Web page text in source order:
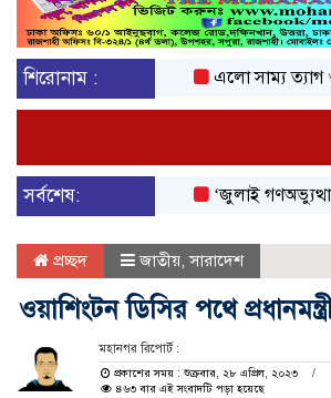
শিরোনাম : এলো সাম্য ত্যাগ ও
সর্বশেষ:
‘জুলাই গণঅভ্যুত্থান
প্রচ্ছদ জাতীয়,সারাদেশ
ওয়াশিংটন ডিসির পথে
মহানগর রিপোর্ট :
প্রকাশের সময় : শুক্রবার, ২৮ এপ্রিল, ২০২৩
৪৬৩ বার এই সংবাদটি পড়া হয়েছে